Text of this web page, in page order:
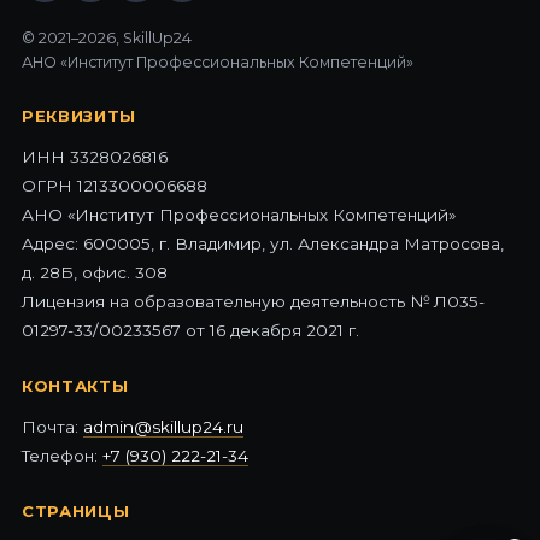
© 2021–2026, SkillUp24
АНО «Институт Профессиональных Компетенций»
РЕКВИЗИТЫ
ИНН 3328026816
ОГРН 1213300006688
АНО «Институт Профессиональных Компетенций»
Адрес: 600005, г. Владимир, ул. Александра Матросова,
д. 28Б, офис. 308
Лицензия на образовательную деятельность № Л035-
01297-33/00233567 от 16 декабря 2021 г.
КОНТАКТЫ
Почта: admin@skillup24.ru
Телефон: +7 (930) 222-21-34
СТРАНИЦЫ